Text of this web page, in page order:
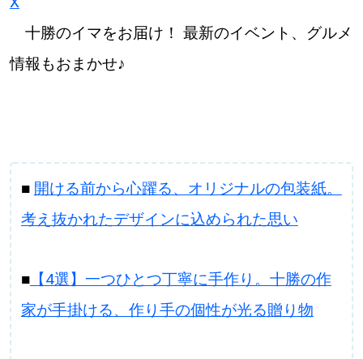
十勝のイマをお届け！ 最新のイベント、グルメ
情報もおまかせ♪
■ 開ける前から心躍る、オリジナルの包装紙。
考え抜かれたデザインに込められた思い
■【4選】一つひとつ丁寧に手作り。十勝の作
家が手掛ける、作り手の個性が光る贈り物